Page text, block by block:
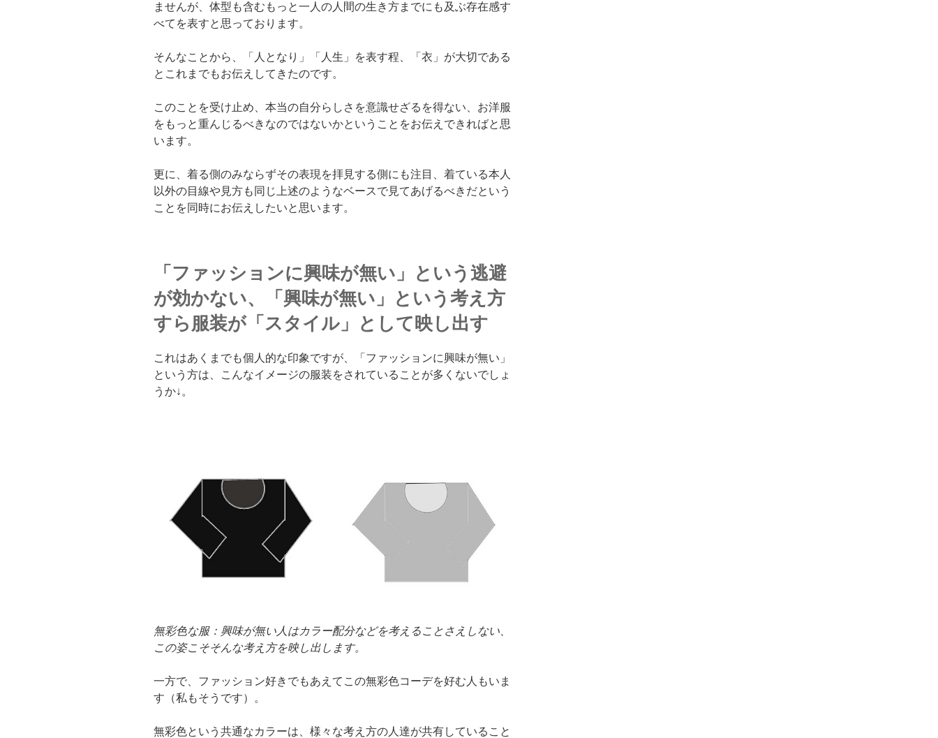
ませんが、体型も含むもっと一人の人間の生き方までにも及ぶ存在感す
べてを表すと思っております。
そんなことから、「人となり」「人生」を表す程、「衣」が大切である
とこれまでもお伝えしてきたのです。
このことを受け止め、本当の自分らしさを意識せざるを得ない、お洋服
をもっと重んじるべきなのではないかということをお伝えできればと思
います。
更に、着る側のみならずその表現を拝見する側にも注目、着ている本人
以外の目線や見方も同じ上述のようなベースで見てあげるべきだという
ことを同時にお伝えしたいと思います。
「ファッションに興味が無い」という逃避
が効かない、「興味が無い」という考え方
すら服装が「スタイル」として映し出す
これはあくまでも個人的な印象ですが、「ファッションに興味が無い」
という方は、こんなイメージの服装をされていることが多くないでしょ
うか↓。
無彩色な服：興味が無い人はカラー配分などを考えることさえしない、
この姿こそそんな考え方を映し出します。
一方で、ファッション好きでもあえてこの無彩色コーデを好む人もいま
す（私もそうです）。
無彩色という共通なカラーは、様々な考え方の人達が共有していること